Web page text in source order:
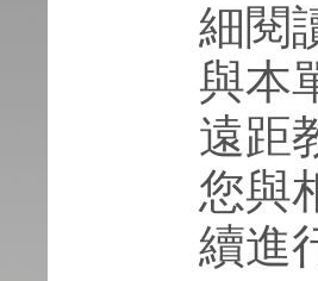
細閱
與本
遠距
您與
續進